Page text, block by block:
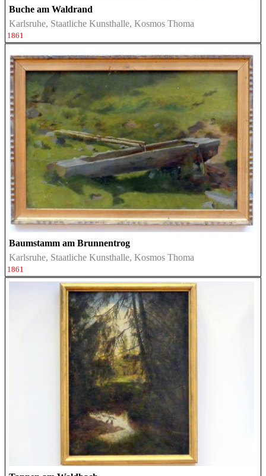
Buche am Waldrand
Karlsruhe, Staatliche Kunsthalle, Kosmos Thoma
1861
Baumstamm am Brunnentrog
Karlsruhe, Staatliche Kunsthalle, Kosmos Thoma
1861